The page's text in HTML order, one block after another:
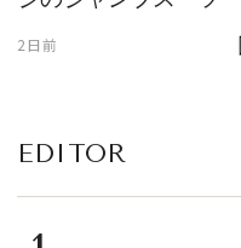
2日前
EDITOR